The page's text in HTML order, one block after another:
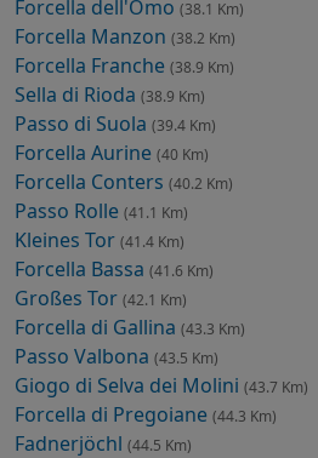
Forcella dell'Omo (38.1 Km)
Forcella Manzon (38.2 Km)
Forcella Franche (38.9 Km)
Sella di Rioda (38.9 Km)
Passo di Suola (39.4 Km)
Forcella Aurine (40 Km)
Forcella Conters (40.2 Km)
Passo Rolle (41.1 Km)
Kleines Tor (41.4 Km)
Forcella Bassa (41.6 Km)
Großes Tor (42.1 Km)
Forcella di Gallina (43.3 Km)
Passo Valbona (43.5 Km)
Giogo di Selva dei Molini (43.7 Km)
Forcella di Pregoiane (44.3 Km)
Fadnerjöchl (44.5 Km)